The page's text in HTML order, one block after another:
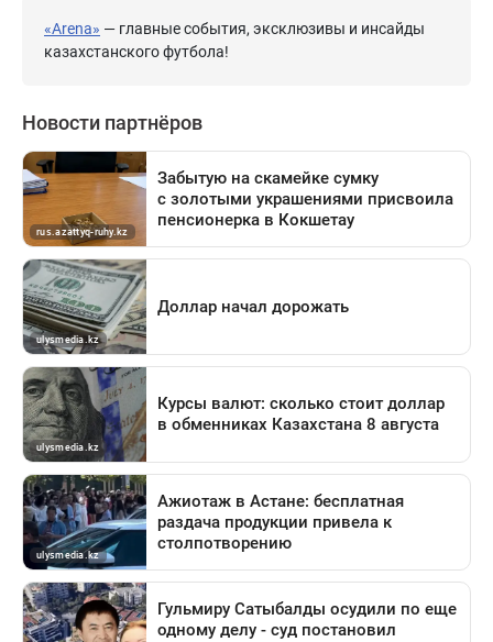
«Arena» — главные события, эксклюзивы и инсайды
казахстанского футбола!